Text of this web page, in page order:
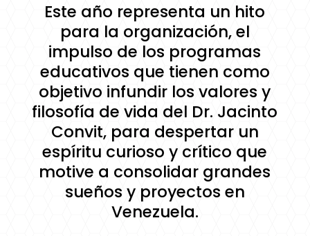
Este año representa un hito
para la organización, el
impulso de los programas
educativos que tienen como
objetivo infundir los valores y
filosofía de vida del Dr. Jacinto
Convit, para despertar un
espíritu curioso y crítico que
motive a consolidar grandes
sueños y proyectos en
Venezuela.